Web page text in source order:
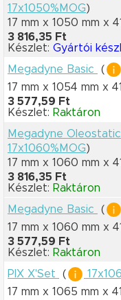
17x1050%MOG)
17 mm x 1050 mm x
3 816,35 Ft
Készlet: Gyártói
Megadyne Basic
(
17 mm x 1054 mm x
3 577,59 Ft
Készlet: Raktáron
Megadyne
17x1060%MOG)
17 mm x 1060 mm x
3 816,35 Ft
Készlet: Raktáron
Megadyne Basic
(
17 mm x 1060 mm x
3 577,59 Ft
Készlet: Raktáron
PIX X'Set
(
17 mm x 1065 mm x